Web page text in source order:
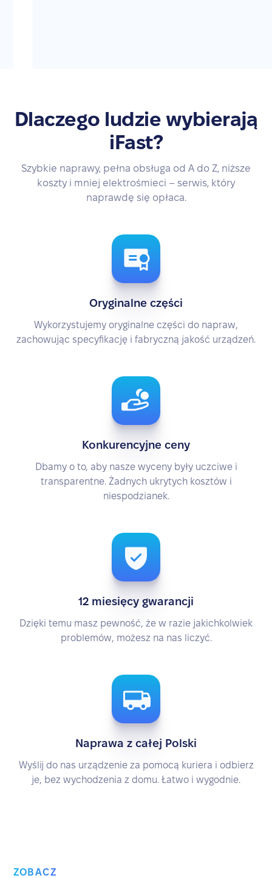
Dlaczego ludzie wybierają
iFast?
Szybkie naprawy, pełna obsługa od A do Z, niższe
koszty i mniej elektrośmieci – serwis, który
naprawdę się opłaca.
Oryginalne części
Wykorzystujemy oryginalne części do napraw,
zachowując specyfikację i fabryczną jakość urządzeń.
Konkurencyjne ceny
Dbamy o to, aby nasze wyceny były uczciwe i
transparentne. Żadnych ukrytych kosztów i
niespodzianek.
12 miesięcy gwarancji
Dzięki temu masz pewność, że w razie jakichkolwiek
problemów, możesz na nas liczyć.
Naprawa z całej Polski
Wyślij do nas urządzenie za pomocą kuriera i odbierz
je, bez wychodzenia z domu. Łatwo i wygodnie.
ZOBACZ